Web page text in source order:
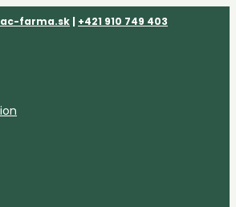
farma.sk | +421 910 749 403